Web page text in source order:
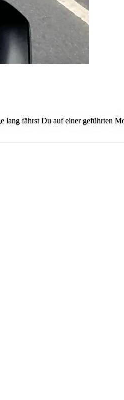
fährst Du auf einer geführten